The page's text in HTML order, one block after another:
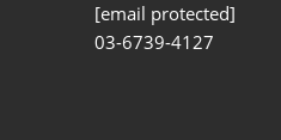
[email protected]
03-6739-4127